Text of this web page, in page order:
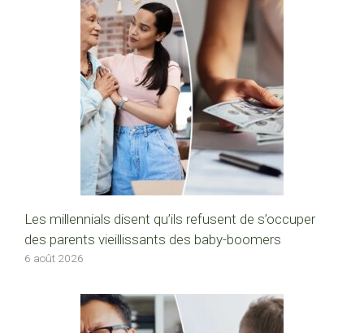
Les millennials disent qu’ils refusent de s’occuper
des parents vieillissants des baby-boomers
6 août 2026